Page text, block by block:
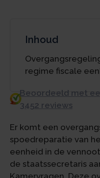
Inhoud
regime fiscale
Beoordeeld met
3452 reviews
Er komt een
spoedreparatie van
eenheid in de
de staatssecretaris
Kamervragen. Deze